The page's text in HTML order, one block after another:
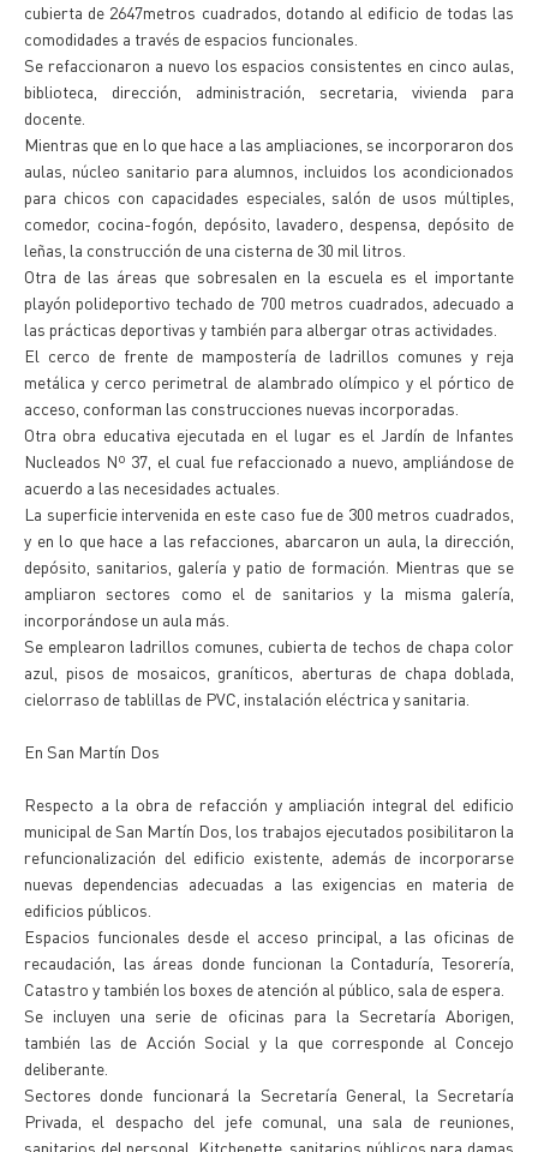
cubierta de 2647metros cuadrados, dotando al edificio de todas las
comodidades a través de espacios funcionales.
Se refaccionaron a nuevo los espacios consistentes en cinco aulas,
biblioteca, dirección, administración, secretaria, vivienda para
docente.
Mientras que en lo que hace a las ampliaciones, se incorporaron dos
aulas, núcleo sanitario para alumnos, incluidos los acondicionados
para chicos con capacidades especiales, salón de usos múltiples,
comedor, cocina-fogón, depósito, lavadero, despensa, depósito de
leñas, la construcción de una cisterna de 30 mil litros.
Otra de las áreas que sobresalen en la escuela es el importante
playón polideportivo techado de 700 metros cuadrados, adecuado a
las prácticas deportivas y también para albergar otras actividades.
El cerco de frente de mampostería de ladrillos comunes y reja
metálica y cerco perimetral de alambrado olímpico y el pórtico de
acceso, conforman las construcciones nuevas incorporadas.
Otra obra educativa ejecutada en el lugar es el Jardín de Infantes
Nucleados Nº 37, el cual fue refaccionado a nuevo, ampliándose de
acuerdo a las necesidades actuales.
La superficie intervenida en este caso fue de 300 metros cuadrados,
y en lo que hace a las refacciones, abarcaron un aula, la dirección,
depósito, sanitarios, galería y patio de formación. Mientras que se
ampliaron sectores como el de sanitarios y la misma galería,
incorporándose un aula más.
Se emplearon ladrillos comunes, cubierta de techos de chapa color
azul, pisos de mosaicos, graníticos, aberturas de chapa doblada,
cielorraso de tablillas de PVC, instalación eléctrica y sanitaria.
En San Martín Dos
Respecto a la obra de refacción y ampliación integral del edificio
municipal de San Martín Dos, los trabajos ejecutados posibilitaron la
refuncionalización del edificio existente, además de incorporarse
nuevas dependencias adecuadas a las exigencias en materia de
edificios públicos.
Espacios funcionales desde el acceso principal, a las oficinas de
recaudación, las áreas donde funcionan la Contaduría, Tesorería,
Catastro y también los boxes de atención al público, sala de espera.
Se incluyen una serie de oficinas para la Secretaría Aborigen,
también las de Acción Social y la que corresponde al Concejo
deliberante.
Sectores donde funcionará la Secretaría General, la Secretaría
Privada, el despacho del jefe comunal, una sala de reuniones,
sanitarios del personal, Kitchenette, sanitarios públicos para damas